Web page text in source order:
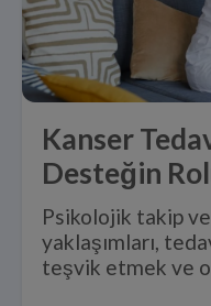
Kanser
Desteğin
Psikolojik takip
yaklaşımları,
teşvik etmek ve
kaçınmak